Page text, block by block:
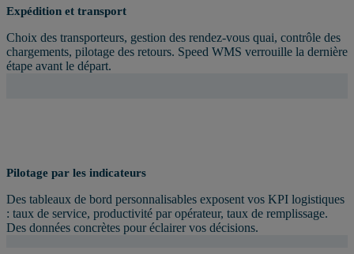
Expédition et transport
Choix des transporteurs, gestion des rendez-vous quai, contrôle des
chargements, pilotage des retours. Speed WMS verrouille la dernière
étape avant le départ.
Pilotage par les indicateurs
Des tableaux de bord personnalisables exposent vos KPI logistiques
: taux de service, productivité par opérateur, taux de remplissage.
Des données concrètes pour éclairer vos décisions.